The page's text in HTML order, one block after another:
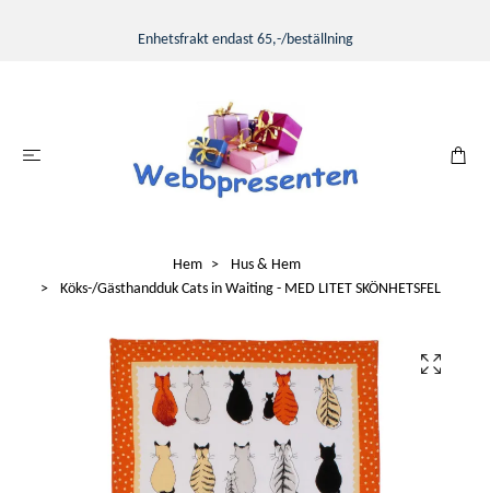
Enhetsfrakt endast 65,-/beställning
Hem
Hus & Hem
Köks-/Gästhandduk Cats in Waiting - MED LITET SKÖNHETSFEL